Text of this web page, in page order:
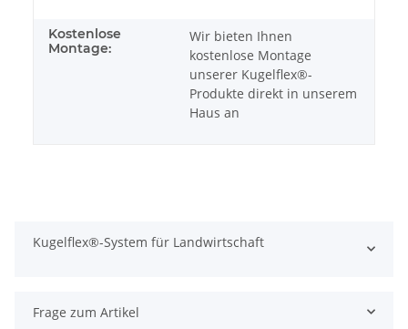
Kostenlose
Montage:
Wir bieten Ihnen
kostenlose Montage
unserer Kugelflex®-
Produkte direkt in unserem
Haus an
Kugelflex®-System für Landwirtschaft
Frage zum Artikel